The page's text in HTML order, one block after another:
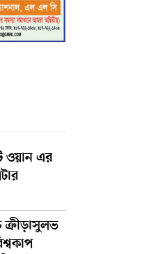
ওয়ান এর
ক্রীড়াসুলভ